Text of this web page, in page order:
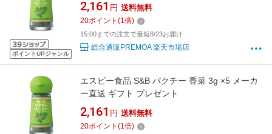
ポイントUPジャンル
2,161 円 送料無料
20ポイント (1倍)
15:00までの注文で最短8/23お届け
総合通販PREMOA 楽天市場店
エスビー食品 S&B パクチー 香菜 3g ×5 メーカ
ー直送 ギフト プレゼント
2,161 円 送料無料
20ポイント (1倍)